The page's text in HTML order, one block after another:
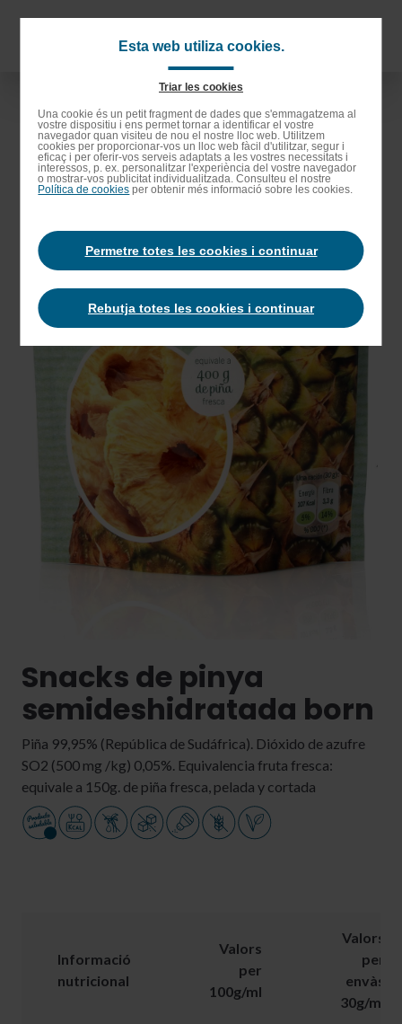
Snacks de pinya
semideshi­dratada born
Piña 99,95% (República de Sudáfrica). Dióxido de azufre
SO2 (500 mg /kg) 0,05%. Equivalencia fruta fresca:
equivale a 150g. de piña fresca, pelada y cortada
Informació
nutricional
Valors
per
100g/ml
Valors
per
envàs
30g/ml
Esta web utiliza cookies.
Triar les cookies
Una cookie és un petit fragment de dades que s'emmagatzema al
vostre dispositiu i ens permet tornar a identificar el vostre
navegador quan visiteu de nou el nostre lloc web. Utilitzem
cookies per proporcionar-vos un lloc web fàcil d'utilitzar, segur i
eficaç i per oferir-vos serveis adaptats a les vostres necessitats i
interessos, p. ex. personalitzar l'experiència del vostre navegador
o mostrar-vos publicitat individualitzada. Consulteu el nostre
Política de cookies per obtenir més informació sobre les cookies.
Permetre totes les cookies i continuar
Rebutja totes les cookies i continuar